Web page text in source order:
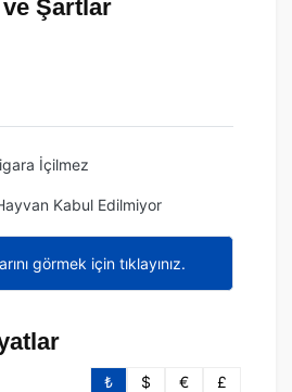
ve Şartlar
İçilmez
Kabul Edilmiyor
görmek için tıklayınız.
₺ $ € £